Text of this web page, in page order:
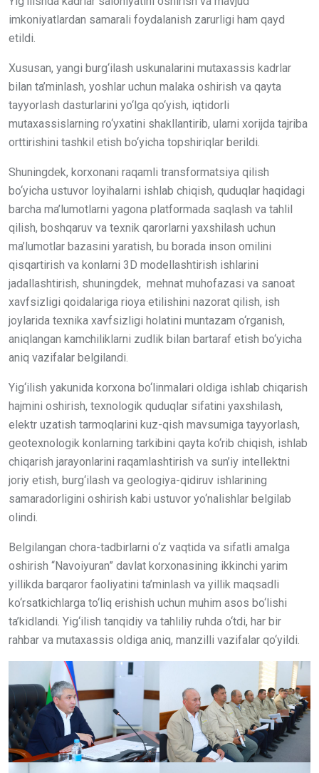
imkoniyatlardan samarali foydalanish zarurligi ham qayd
etildi.
Xususan, yangi burg‘ilash uskunalarini mutaxassis kadrlar
bilan ta’minlash, yoshlar uchun malaka oshirish va qayta
tayyorlash dasturlarini yo‘lga qo‘yish, iqtidorli
mutaxassislarning ro‘yxatini shakllantirib, ularni xorijda tajriba
orttirishini tashkil etish bo‘yicha topshiriqlar berildi.
Shuningdek, korxonani raqamli transformatsiya qilish
bo‘yicha ustuvor loyihalarni ishlab chiqish, quduqlar haqidagi
barcha ma’lumotlarni yagona platformada saqlash va tahlil
qilish, boshqaruv va texnik qarorlarni yaxshilash uchun
ma’lumotlar bazasini yaratish, bu borada inson omilini
qisqartirish va konlarni 3D modellashtirish ishlarini
jadallashtirish, shuningdek, mehnat muhofazasi va sanoat
xavfsizligi qoidalariga rioya etilishini nazorat qilish, ish
joylarida texnika xavfsizligi holatini muntazam o‘rganish,
aniqlangan kamchiliklarni zudlik bilan bartaraf etish bo‘yicha
aniq vazifalar belgilandi.
Yig‘ilish yakunida korxona bo‘linmalari oldiga ishlab chiqarish
hajmini oshirish, texnologik quduqlar sifatini yaxshilash,
elektr uzatish tarmoqlarini kuz-qish mavsumiga tayyorlash,
geotexnologik konlarning tarkibini qayta ko‘rib chiqish, ishlab
chiqarish jarayonlarini raqamlashtirish va sun’iy intellektni
joriy etish, burg‘ilash va geologiya-qidiruv ishlarining
samaradorligini oshirish kabi ustuvor yo‘nalishlar belgilab
olindi.
Belgilangan chora-tadbirlarni o‘z vaqtida va sifatli amalga
oshirish “Navoiyuran” davlat korxonasining ikkinchi yarim
yillikda barqaror faoliyatini ta’minlash va yillik maqsadli
ko‘rsatkichlarga to‘liq erishish uchun muhim asos bo‘lishi
ta’kidlandi. Yig‘ilish tanqidiy va tahliliy ruhda o‘tdi, har bir
rahbar va mutaxassis oldiga aniq, manzilli vazifalar qo‘yildi.